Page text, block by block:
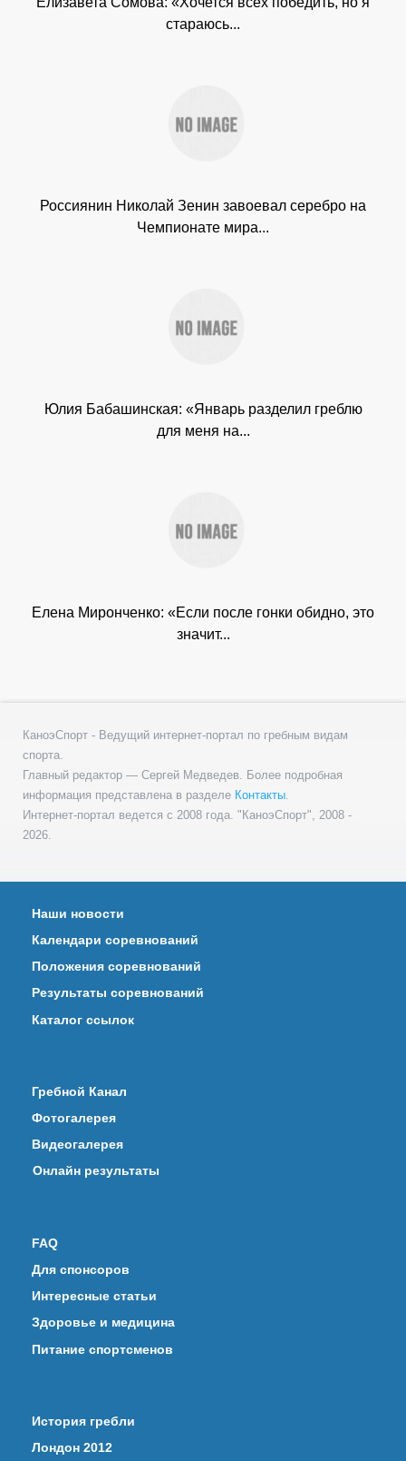
стараюсь...
Россиянин Николай Зенин завоевал серебро на
Чемпионате мира...
Юлия Бабашинская: «Январь разделил греблю
для меня на...
Елена Миронченко: «Если после гонки обидно, это
значит...
КаноэСпорт - Ведущий интернет-портал по гребным видам
спорта.
Главный редактор — Сергей Медведев. Более подробная
информация представлена в разделе Контакты
Интернет-портал ведется с 2008 года. "КаноэСпорт", 2008 -
2026.
Наши новости
Календари соревнований
Положения соревнований
Результаты соревнований
Каталог ссылок
Гребной Канал
Фотогалерея
Видеогалерея
Онлайн результаты
FAQ
Для спонсоров
Интересные статьи
Здоровье и медицина
Питание спортсменов
История гребли
Лондон 2012